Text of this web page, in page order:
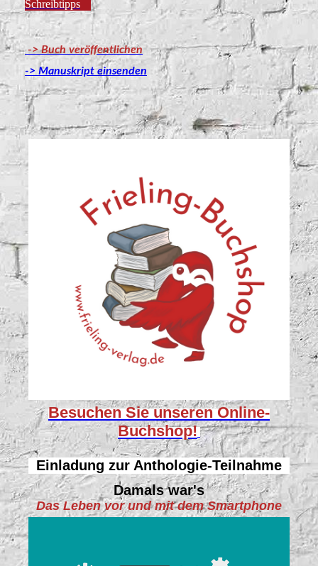
Schreibtipps
-> Buch veröffentlichen
-> Manuskript einsenden
Besuchen Sie unserenOnline-
Buchshop!
Einladung zur Anthologie-Teilnahme
Damals war's
Das Leben vor und mit dem Smartphone